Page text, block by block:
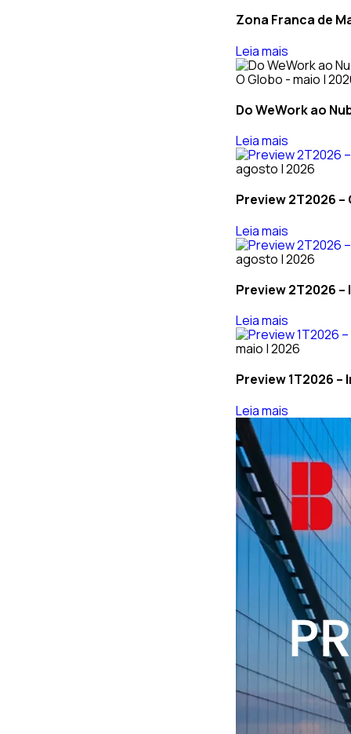
Zona Franca de
Leia mais
O Globo - maio |
Do WeWork ao
Leia mais
agosto | 2026
Preview 2T2026
Leia mais
agosto | 2026
Preview 2T2026
Leia mais
maio | 2026
Preview 1T2026
Leia mais